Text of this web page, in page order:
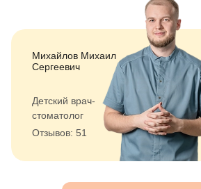
Михайлов Михаил
Сергеевич
Детский врач-
стоматолог
Отзывов: 51